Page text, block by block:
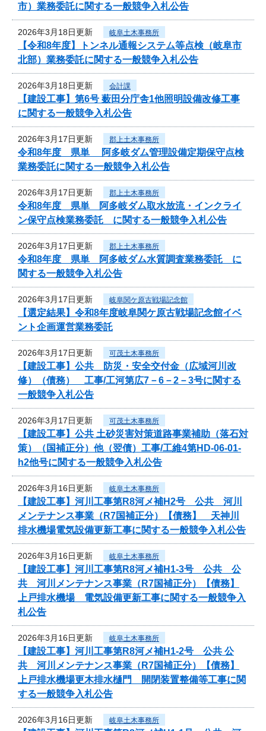
市）業務委託に関する一般競争入札公告
2026年3月18日更新 岐阜土木事務所
【令和8年度】トンネル通報システム等点検（岐阜市
北部）業務委託に関する一般競争入札公告
2026年3月18日更新 会計課
【建設工事】第6号 薮田分庁舎1他照明設備改修工事
に関する一般競争入札公告
2026年3月17日更新 郡上土木事務所
令和8年度 県単 阿多岐ダム管理設備定期保守点検
業務委託に関する一般競争入札公告
2026年3月17日更新 郡上土木事務所
令和8年度 県単 阿多岐ダム取水放流・インクライ
ン保守点検業務委託 に関する一般競争入札公告
2026年3月17日更新 郡上土木事務所
令和8年度 県単 阿多岐ダム水質調査業務委託 に
関する一般競争入札公告
2026年3月17日更新 岐阜関ケ原古戦場記念館
【選定結果】令和8年度岐阜関ケ原古戦場記念館イベ
ント企画運営業務委託
2026年3月17日更新 可茂土木事務所
【建設工事】公共 防災・安全交付金（広域河川改
修）（債務） 工事/工河第広7－6－2－3号に関する
一般競争入札公告
2026年3月17日更新 可茂土木事務所
【建設工事】公共 土砂災害対策道路事業補助（落石対
策）（国補正分）他（翌債）工事/工維4第HD-06-01-
h2他号に関する一般競争入札公告
2026年3月16日更新 岐阜土木事務所
【建設工事】河川工事第R8河メ補H2号 公共 河川
メンテナンス事業（R7国補正分）【債務】 天神川
排水機場電気設備更新工事に関する一般競争入札公告
2026年3月16日更新 岐阜土木事務所
【建設工事】河川工事第R8河メ補H1-3号 公共 公
共 河川メンテナンス事業（R7国補正分）【債務】
上戸排水機場 電気設備更新工事に関する一般競争入
札公告
2026年3月16日更新 岐阜土木事務所
【建設工事】河川工事第R8河メ補H1-2号 公共 公
共 河川メンテナンス事業（R7国補正分）【債務】
上戸排水機場更木排水樋門 開閉装置整備等工事に関
する一般競争入札公告
2026年3月16日更新 岐阜土木事務所